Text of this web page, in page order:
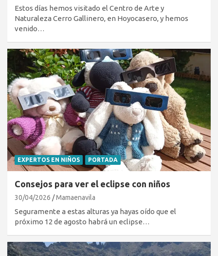
Estos días hemos visitado el Centro de Arte y
Naturaleza Cerro Gallinero, en Hoyocasero, y hemos
venido…
EXPERTOS EN NIÑOS PORTADA
Consejos para ver el eclipse con niños
30/04/2026 Mamaenavila
Seguramente a estas alturas ya hayas oído que el
próximo 12 de agosto habrá un eclipse…